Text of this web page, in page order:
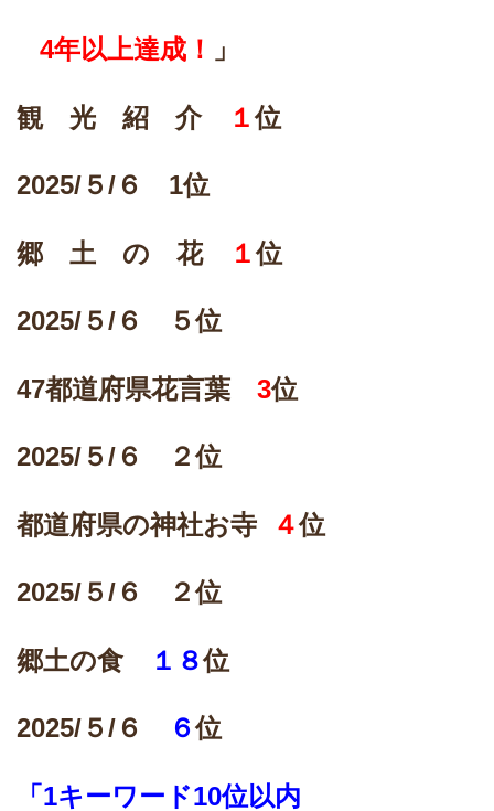
4年以上達成！ 」
観 光 紹 介 １位
2025/ ５/６ 1位
郷 土 の 花 １位
2025/ ５/６ ５位
47都道府県花言葉 3位
2025/ ５/６ ２位
都道府県の神社お寺 ４位
2025/ ５/６ ２位
郷土の食 １８位
2025/ ５/６ ６位
「1キーワード10位以内